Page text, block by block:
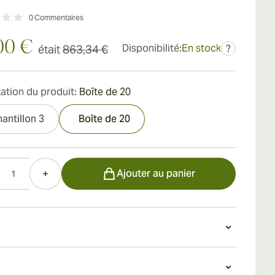
0Commentaires
€ était863,34 € Disponibilité:En stock ?
du produit: Boîte de 20
3 Boîte de 20
Ajouter au panier
Romeo y Julieta Linea de Oro Hidalgos